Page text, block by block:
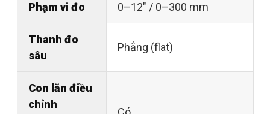
Phạm vi đo 0–12" / 0–300 mm
Thanh đo
sâu
Phẳng (flat)
Con lăn điều
chỉnh